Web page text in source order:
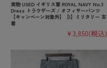
実物 USED イギリス軍 ROYAL NAVY No.3
Dress トラウザーズ / オフィサーパンツ
【キャンペーン対象外】【I】ミリタリー 古
着
¥3,850(税込)